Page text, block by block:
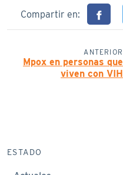
Compartir en:
ANTERIOR
Mpox en personas que
viven con VIH
ESTADO